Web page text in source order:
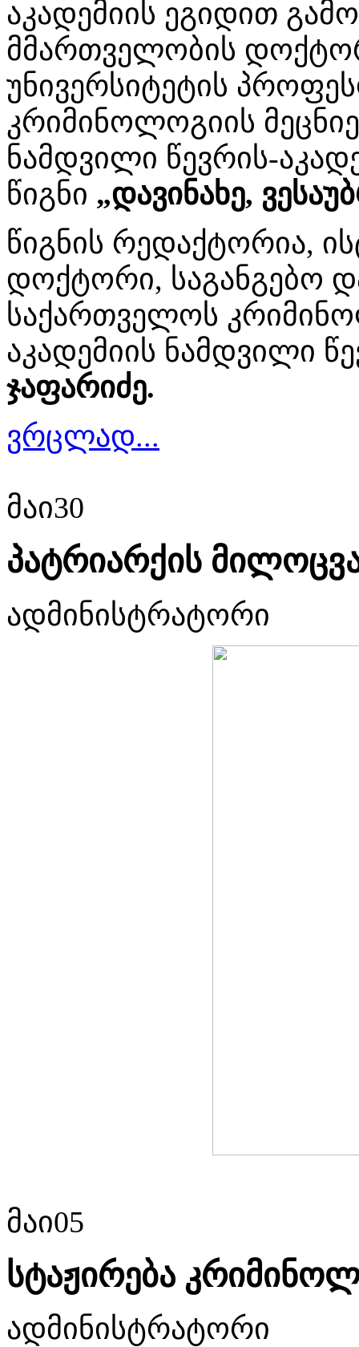
აკადემიის ეგიდით
მმართველობის
უნივერსიტეტის
კრიმინოლოგიის
ნამდვილი წევრის-
წიგნი „დავინახე,
წიგნის რედაქტორია,
დოქტორი, საგანგებო
საქართველოს
აკადემიის ნამდვილი
ჯაფარიძე.
ვრცლად...
მაი30
პატრიარქის
ადმინისტრატორი
მაი05
სტაჟირება
ადმინისტრატორი